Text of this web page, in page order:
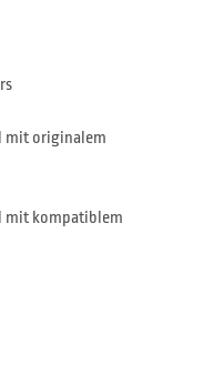
mit originalem
mit kompatiblem